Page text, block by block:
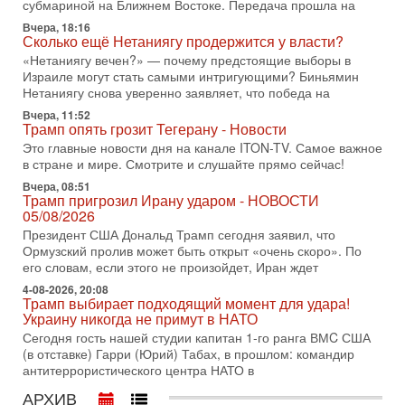
достижении исторического соглашения о полном
разоружении ХАМАСа и других вооруженных группировок в
30-07-2026, 17:59
Иран доведет Трампа до крайних мер? Разбор и
оценка от военного обозревателя Давида Шарпа
Ситуация вокруг противостояния Ирана и США накаляется
с каждым днем. Почему Трамп в самый последний момент
отменил решение о нанесении тяжелых ударов
30-07-2026, 16:54
Покупатель авиакомпании «Аркия» намерен
запретить полеты по субботам!
Вокруг возможной продажи авиакомпании «Аркия»
разгорается громкий конфликт.
30-07-2026, 08:16
Трамп готовит удар по Ирану - НОВОСТИ 30/07/2026
Президент США Дональд Трамп сегодня рассматривает
возможность масштабной военной операции против Ирана
после ракетной атаки на американскую базу в
29-07-2026, 18:28
Трамп взбешен атакой на базы! Иран играет с огнем.
Израиль меняет курс
В эфире телеканала ITON-TV политолог Цви Маген,
субмариной на Ближнем Востоке. Передача прошла на
Вчера, 18:16
Сколько ещё Нетаниягу продержится у власти?
«Нетаниягу вечен?» — почему предстоящие выборы в
Израиле могут стать самыми интригующими? Биньямин
Нетаниягу снова уверенно заявляет, что победа на
Вчера, 11:52
Трамп опять грозит Тегерану - Новости
Это главные новости дня на канале ITON-TV. Самое важное
в стране и мире. Смотрите и слушайте прямо сейчас!
Вчера, 08:51
Трамп пригрозил Ирану ударом - НОВОСТИ
05/08/2026
Президент США Дональд Трамп сегодня заявил, что
Ормузский пролив может быть открыт «очень скоро». По
его словам, если этого не произойдет, Иран ждет
4-08-2026, 20:08
Трамп выбирает подходящий момент для удара!
Украину никогда не примут в НАТО
Сегодня гость нашей студии капитан 1-го ранга ВМC США
(в отставке) Гарри (Юрий) Табах, в прошлом: командир
антитеррористического центра НАТО в
АРХИВ